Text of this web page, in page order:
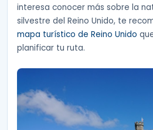
interesa conocer más sobre la
silvestre del Reino Unido, te
mapa turístico de Reino Unido
planificar tu ruta.